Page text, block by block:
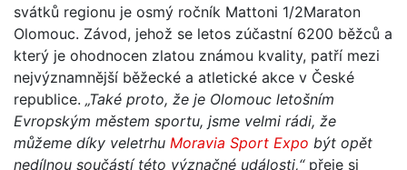
svátků regionu je osmý ročník Mattoni 1/2Maraton
Olomouc. Závod, jehož se letos zúčastní 6200 běžců a
který je ohodnocen zlatou známou kvality, patří mezi
nejvýznamnější běžecké a atletické akce v České
republice. „Také proto, že je Olomouc letošním
Evropským městem sportu, jsme velmi rádi, že
můžeme díky veletrhu Moravia Sport Expo být opět
nedílnou součástí této význačné události,“přeje si